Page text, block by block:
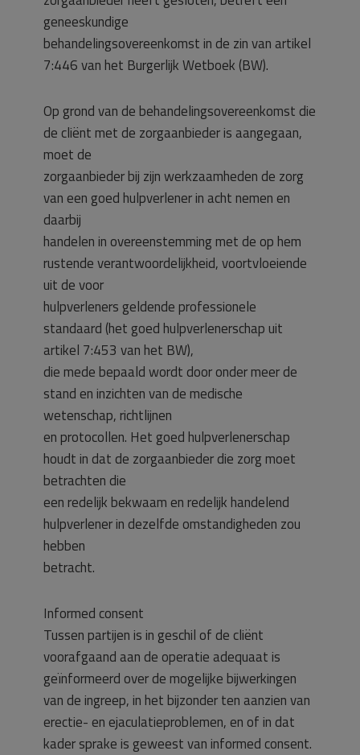
geneeskundige
behandelingsovereenkomst in de zin van artikel
7:446 van het Burgerlijk Wetboek (BW).
Op grond van de behandelingsovereenkomst die
de cliënt met de zorgaanbieder is aangegaan,
moet de
zorgaanbieder bij zijn werkzaamheden de zorg
van een goed hulpverlener in acht nemen en
daarbij
handelen in overeenstemming met de op hem
rustende verantwoordelijkheid, voortvloeiende
uit de voor
hulpverleners geldende professionele
standaard (het goed hulpverlenerschap uit
artikel 7:453 van het BW),
die mede bepaald wordt door onder meer de
stand en inzichten van de medische
wetenschap, richtlijnen
en protocollen. Het goed hulpverlenerschap
houdt in dat de zorgaanbieder die zorg moet
betrachten die
een redelijk bekwaam en redelijk handelend
hulpverlener in dezelfde omstandigheden zou
hebben
betracht.
Informed consent
Tussen partijen is in geschil of de cliënt
voorafgaand aan de operatie adequaat is
geïnformeerd over de mogelijke bijwerkingen
van de ingreep, in het bijzonder ten aanzien van
erectie- en ejaculatieproblemen, en of in dat
kader sprake is geweest van informed consent.